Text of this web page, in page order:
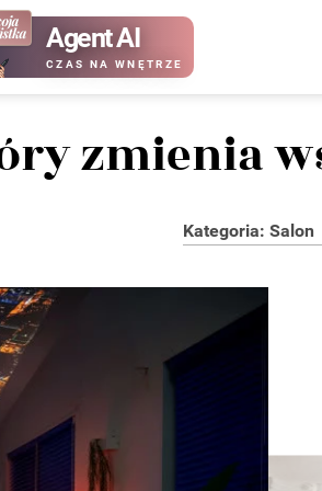
Agent AI
CZAS NA WNĘTRZE
zmienia
Kategoria: Salon